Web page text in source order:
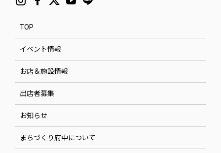
TOP
イベント情報
お店＆施設情報
出店者募集
お知らせ
まちづくり府中について